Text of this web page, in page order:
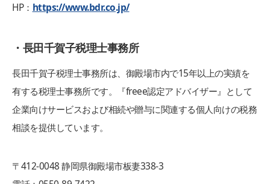
HP： https://www.bdr.co.jp/
・長田千賀子税理士事務所
長田千賀子税理士事務所は、御殿場市内で15年以上の実績を
有する税理士事務所です。『freee認定アドバイザー』として
企業向けサービスおよび相続や贈与に関連する個人向けの税務
相談を提供しています。
〒412-0048 静岡県御殿場市板妻338-3